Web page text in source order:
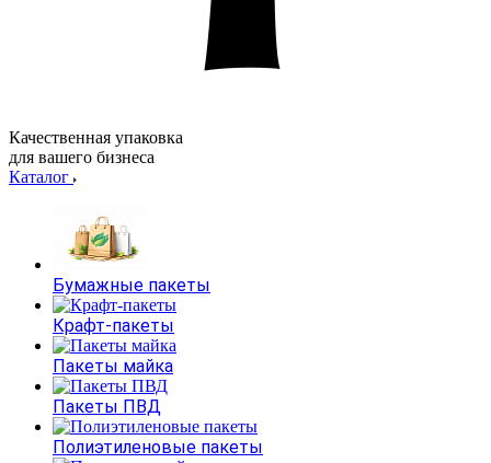
Качественная упаковка
для вашего бизнеса
Каталог
Бумажные пакеты
Крафт-пакеты
Пакеты майка
Пакеты ПВД
Полиэтиленовые пакеты